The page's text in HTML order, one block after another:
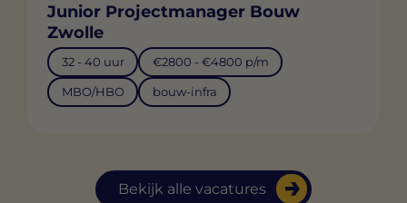
Bekijk alle vacatures
Junior Projectmanager Bouw
Zwolle
32 - 40 uur €2800 - €4800 p/m
MBO/HBO bouw-infra